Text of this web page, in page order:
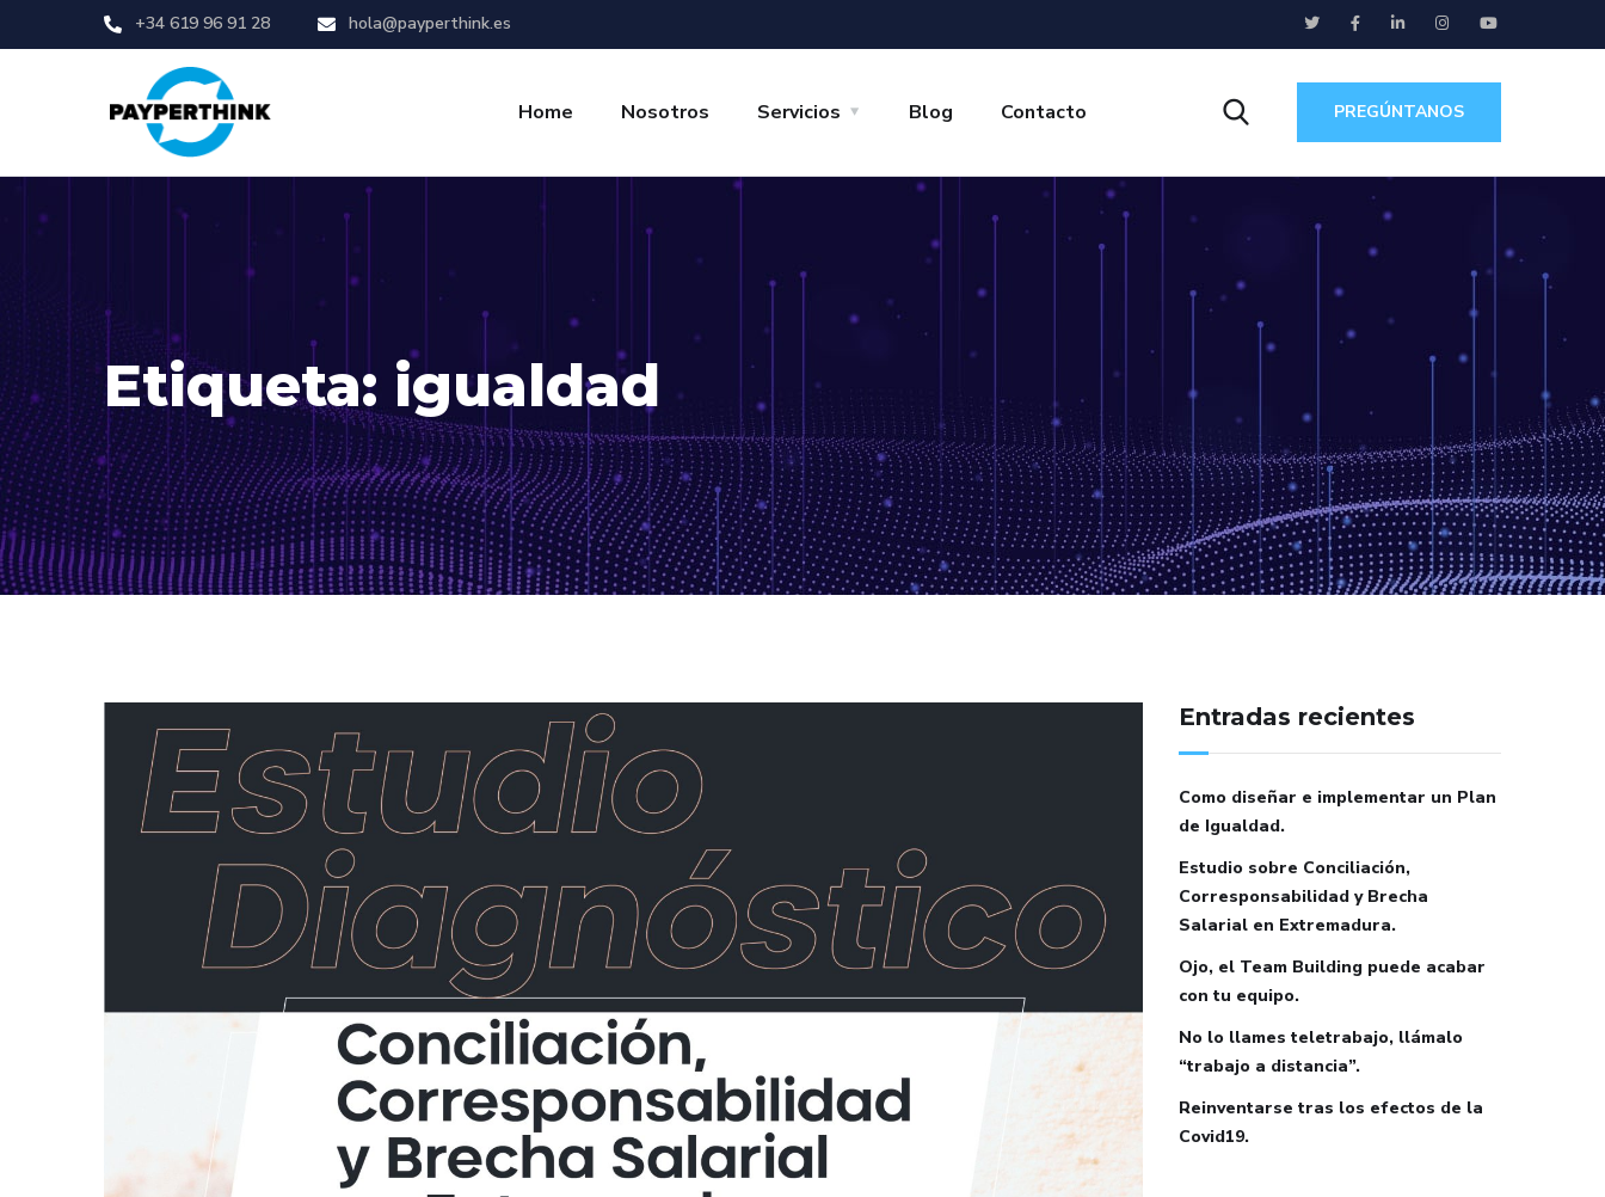
+34 619 96 91 28 hola@payperthink.es
Home Nosotros Servicios Blog Contacto PREGÚNTANOS
Etiqueta: igualdad
Entradas recientes
Como diseñar e implementar un Plan
de Igualdad.
Estudio sobre Conciliación,
Corresponsabilidad y Brecha
Salarial en Extremadura.
Ojo, el Team Building puede acabar
con tu equipo.
No lo llames teletrabajo, llámalo
“trabajo a distancia”.
Reinventarse tras los efectos de la
Covid19.